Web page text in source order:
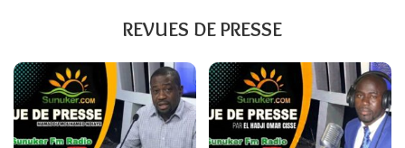
REVUES DE PRESSE